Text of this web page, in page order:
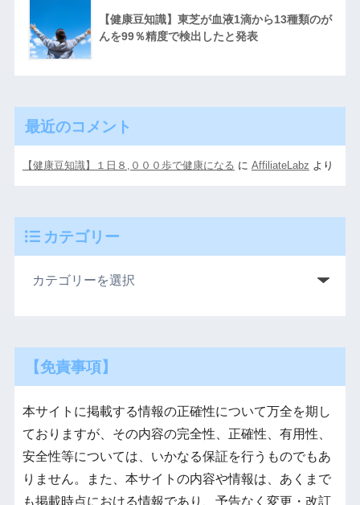
【健康豆知識】東芝が血液1滴から13種類のが
んを99％精度で検出したと発表
最近のコメント
【健康豆知識】１日８,０００歩で健康になる に AffiliateLabz より
カテゴリー
【免責事項】
本サイトに掲載する情報の正確性について万全を期し
ておりますが、その内容の完全性、正確性、有用性、
安全性等については、いかなる保証を行うものでもあ
りません。また、本サイトの内容や情報は、あくまで
も掲載時点における情報であり、予告なく変更・改訂